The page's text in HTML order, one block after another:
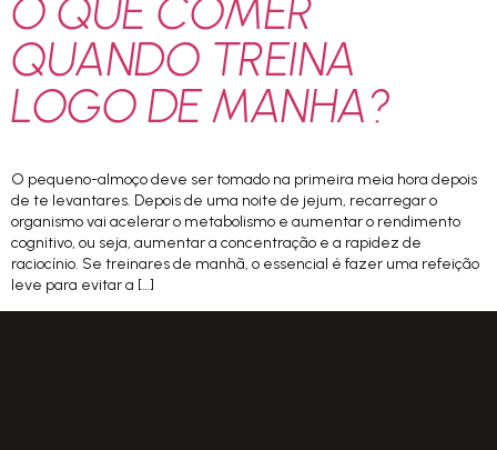
O QUE COMER
QUANDO TREINA
LOGO DE MANHA?
O pequeno-almoço deve ser tomado na primeira meia hora depois
de te levantares. Depois de uma noite de jejum, recarregar o
organismo vai acelerar o metabolismo e aumentar o rendimento
cognitivo, ou seja, aumentar a concentração e a rapidez de
raciocínio. Se treinares de manhã, o essencial é fazer uma refeição
leve para evitar a […]